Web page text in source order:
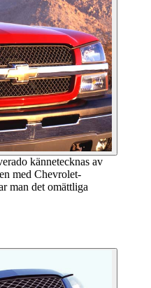
kännetecknas av
med Chevrolet-
man det omättliga